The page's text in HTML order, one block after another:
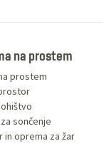
na prostem
prostem
sončenje
in oprema za žar